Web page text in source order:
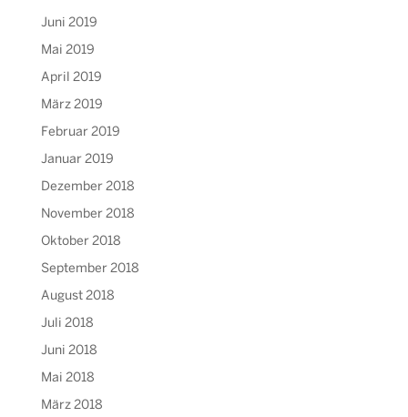
Juni 2019
Mai 2019
April 2019
März 2019
Februar 2019
Januar 2019
Dezember 2018
November 2018
Oktober 2018
September 2018
August 2018
Juli 2018
Juni 2018
Mai 2018
März 2018